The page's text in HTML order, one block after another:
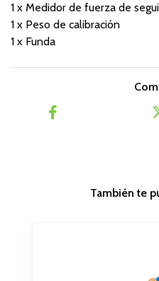
1 x Medidor de fuerza de
1 x Peso de calibración
1 x Funda
También te